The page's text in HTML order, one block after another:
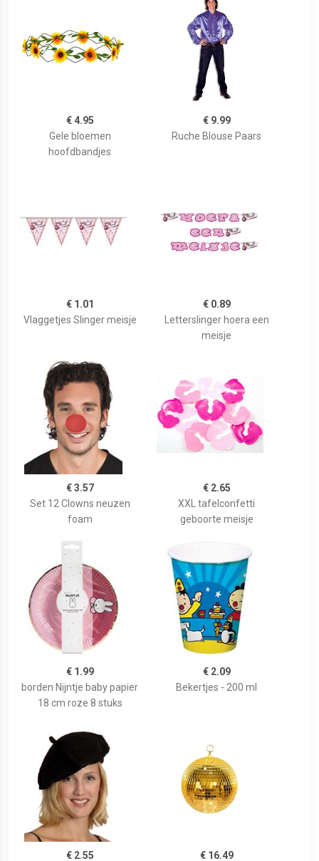
€ 4.95
Gele bloemen
hoofdbandjes
€ 9.99
Ruche Blouse Paars
€ 1.01
Vlaggetjes Slinger meisje
€ 0.89
Letterslinger hoera een
meisje
€ 3.57
Set 12 Clowns neuzen
foam
€ 2.65
XXL tafelconfetti
geboorte meisje
€ 1.99
borden Nijntje baby papier
18 cm roze 8 stuks
€ 2.09
Bekertjes - 200 ml
€ 2.55 € 16.49